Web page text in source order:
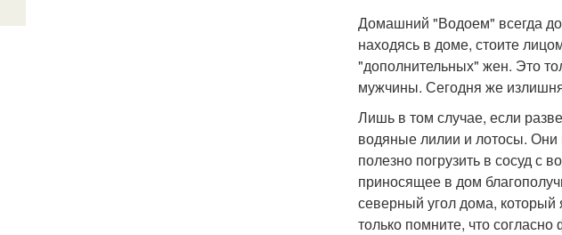
Домашний "Водоем" всегда
находясь в доме, стоите
"дополнительных" жен. Это
мужчины. Сегодня же
Лишь в том случае, если
водяные лилии и лотосы. Они
полезно погрузить в сосуд с
приносящее в дом
северный угол дома,
только помните, что